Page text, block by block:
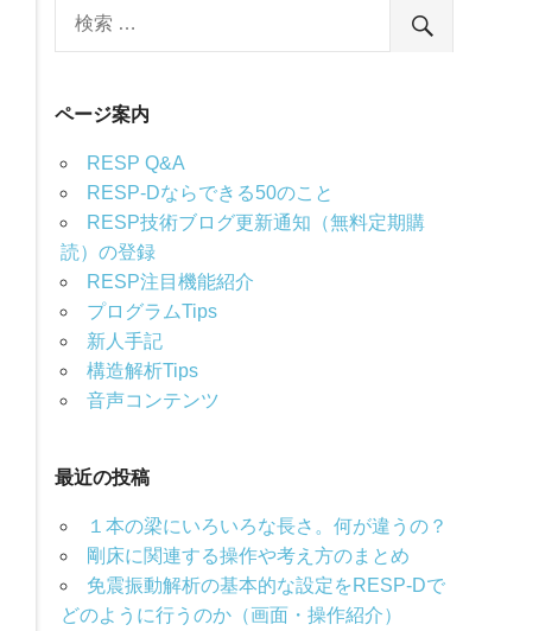
ページ案内
RESP Q&A
RESP-Dならできる50のこと
RESP技術ブログ更新通知（無料定期購
読）の登録
RESP注目機能紹介
プログラムTips
新人手記
構造解析Tips
音声コンテンツ
最近の投稿
１本の梁にいろいろな長さ。何が違うの？
剛床に関連する操作や考え方のまとめ
免震振動解析の基本的な設定をRESP-Dで
どのように行うのか（画面・操作紹介）